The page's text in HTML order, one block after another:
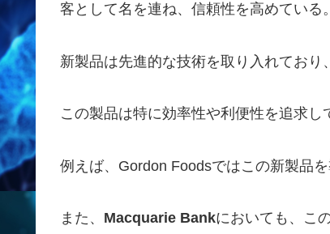
客として名を連ね、信頼性を高めている。
新製品は先進的な技術を取り入れており
この製品は特に効率性や利便性を追求し
例えば、Gordon Foodsではこの新製品
また、 Macquarie Bankにおいても、こ